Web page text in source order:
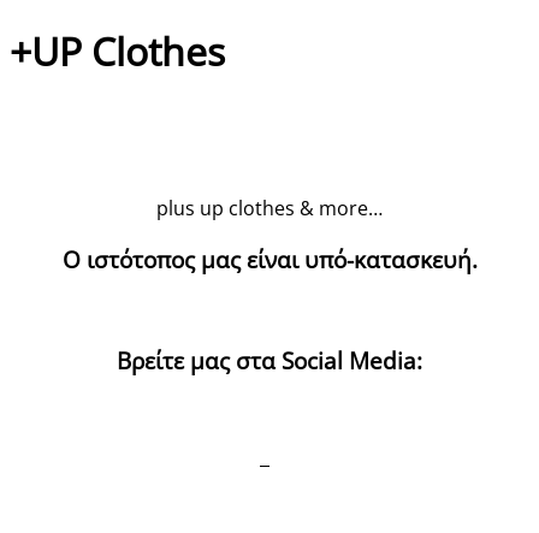
+UP Clothes
plus up clothes & more…
Ο ιστότοπος μας είναι υπό-κατασκευή.
Βρείτε μας στα Social Media: